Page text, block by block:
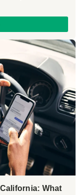
What